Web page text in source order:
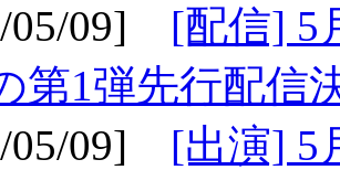
05/09] [配信] 5
第1弾先行配信
05/09] [出演] 5